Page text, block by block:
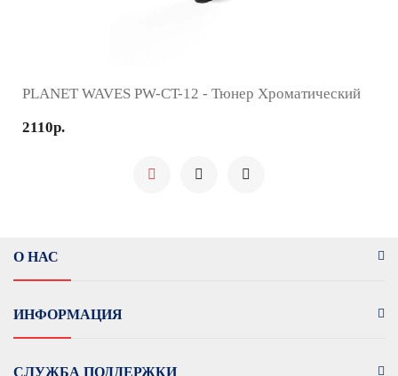
PLANET WAVES PW-CT-12 - Тюнер Хроматический
2110р.
О НАС
ИНФОРМАЦИЯ
СЛУЖБА ПОДДЕРЖКИ